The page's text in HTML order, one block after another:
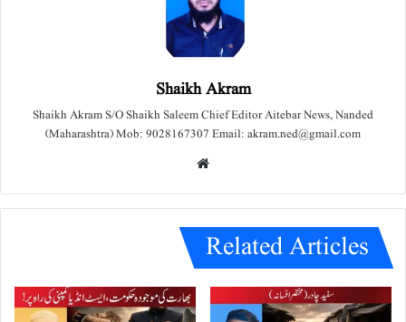
Shaikh Akram
Shaikh Akram S/O Shaikh Saleem Chief Editor Aitebar News, Nanded
(Maharashtra) Mob: 9028167307 Email: akram.ned@gmail.com
e
Related Articles